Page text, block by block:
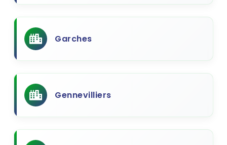
Garches
Gennevilliers